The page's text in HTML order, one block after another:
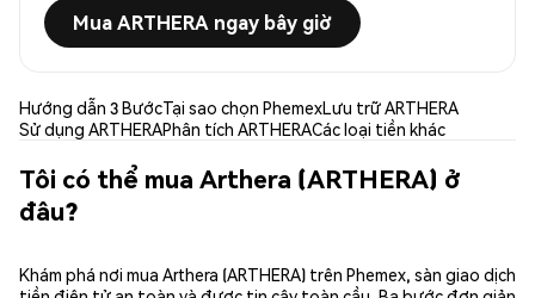
Mua ARTHERA ngay bây giờ
Hướng dẫn 3 BướcTại sao chọn PhemexLưu trữ ARTHERA
Sử dụng ARTHERAPhân tích ARTHERACác loại tiền khác
Tôi có thể mua Arthera (ARTHERA) ở
đâu?
Khám phá nơi mua Arthera (ARTHERA) trên Phemex, sàn giao dịch